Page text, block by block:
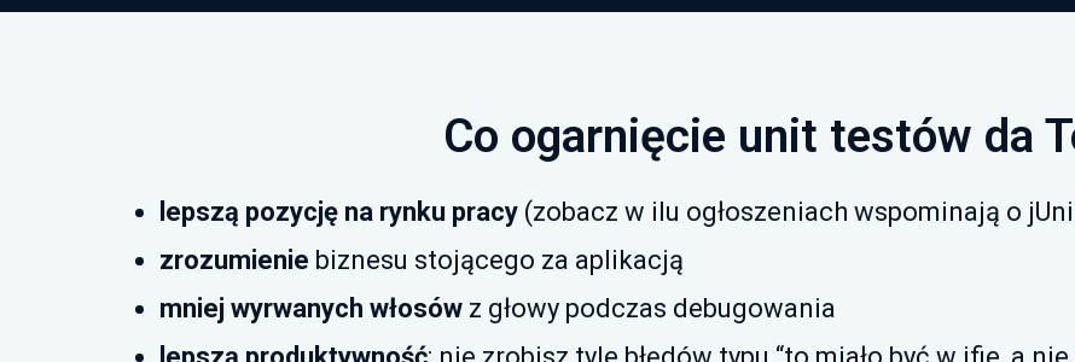
Co ogarnięcie unit testów da
lepszą pozycję na rynku pracy (zobacz w ilu ogłoszeniach wspominają o
zrozumienie biznesu stojącego za aplikacją
mniej wyrwanych włosów z głowy podczas debugowania